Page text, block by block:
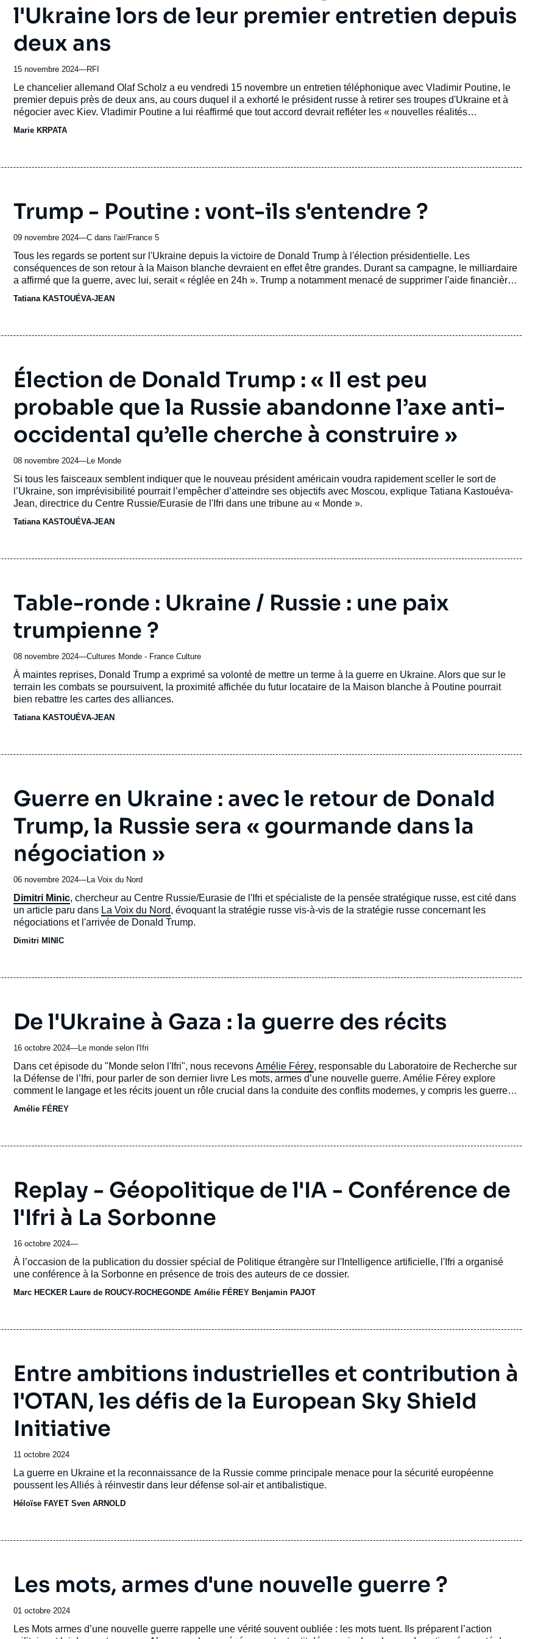
l'Ukraine lors de leur premier entretien depuis
deux ans
15 novembre 2024—Nom
journal,
revue
ou
RFI
Accroche
Le chancelier allemand Olaf Scholz a eu vendredi 15 novembre un entretien téléphonique avec Vladimir Poutine, le
premier depuis près de deux ans, au cours duquel il a exhorté le président russe à retirer ses troupes d'Ukraine et à
négocier avec Kiev. Vladimir Poutine a lui réaffirmé que tout accord devrait refléter les « nouvelles réalités
Marie KRPATA
Trump - Poutine : vont-ils s'entendre ?
09 novembre 2024—Nom
journal,
revue
ou
émission
C dans l'air/France 5
Accroche
Tous les regards se portent sur l'Ukraine depuis la victoire de Donald Trump à l'élection présidentielle. Les
conséquences de son retour à la Maison blanche devraient en effet être grandes. Durant sa campagne, le milliardaire
a affirmé que la guerre, avec lui, serait « réglée en 24h ». Trump a notamment menacé de supprimer l'aide financière
et militaire de Washington à l’Ukraine.
Tatiana KASTOUÉVA-JEAN
Élection de Donald Trump : « Il est peu
probable que la Russie abandonne l’axe anti-
occidental qu’elle cherche à construire »
08 novembre 2024—Nom
journal,
revue
ou
émission
Le Monde
Accroche
Si tous les faisceaux semblent indiquer que le nouveau président américain voudra rapidement sceller le sort de
l’Ukraine, son imprévisibilité pourrait l’empêcher d’atteindre ses objectifs avec Moscou, explique Tatiana Kastouéva-
Jean, directrice du Centre Russie/Eurasie de l'Ifri dans une tribune au « Monde ».
Tatiana KASTOUÉVA-JEAN
Table-ronde : Ukraine / Russie : une paix
trumpienne ?
08 novembre 2024—Nom
journal,
revue
ou
émission
Cultures Monde - France Culture
Accroche
À maintes reprises, Donald Trump a exprimé sa volonté de mettre un terme à la guerre en Ukraine. Alors que sur le
terrain les combats se poursuivent, la proximité affichée du futur locataire de la Maison blanche à Poutine pourrait
bien rebattre les cartes des alliances.
Tatiana KASTOUÉVA-JEAN
Guerre en Ukraine : avec le retour de Donald
Trump, la Russie sera « gourmande dans la
négociation »
06 novembre 2024—Nom
journal,
revue
ou
La Voix du Nord
Accroche
Dimitri Minic, chercheur au Centre Russie/Eurasie de l'Ifri et spécialiste de la pensée stratégique russe, est cité dans
un article paru dans La Voix du Nord, évoquant la stratégie russe vis-à-vis de la stratégie russe concernant les
négociations et l'arrivée de Donald Trump.
Dimitri MINIC
De l'Ukraine à Gaza : la guerre des récits
16 octobre 2024—Nom
du
journal,
revue
ou
Le monde selon l'Ifri
Accroche
Dans cet épisode du "Monde selon l'Ifri", nous recevons Amélie Férey, responsable du Laboratoire de Recherche sur
la Défense de l’Ifri, pour parler de son dernier livre Les mots, armes d’une nouvelle guerre. Amélie Férey explore
comment le langage et les récits jouent un rôle crucial dans la conduite des conflits modernes, y compris les guerres
en Ukraine et à Gaza. Elle aborde également le concept de lawfare, le rôle des réseaux sociaux, et comment
l'intelligence artificielle redéfinit la guerre de l’information.
Amélie FÉREY
Replay - Géopolitique de l'IA - Conférence de
l'Ifri à La Sorbonne
16 octobre 2024—
Accroche
À l’occasion de la publication du dossier spécial de Politique étrangère sur l'Intelligence artificielle, l'Ifri a organisé
une conférence à la Sorbonne en présence de trois des auteurs de ce dossier.
Marc HECKER Laure de ROUCY-ROCHEGONDE Amélie FÉREY Benjamin PAJOT
Entre ambitions industrielles et contribution à
l'OTAN, les défis de la European Sky Shield
Initiative
Date
de
publication
11 octobre 2024
Accroche
La guerre en Ukraine et la reconnaissance de la Russie comme principale menace pour la sécurité européenne
poussent les Alliés à réinvestir dans leur défense sol-air et antibalistique.
Héloïse FAYET Sven ARNOLD
Les mots, armes d'une nouvelle guerre ?
Date
de
publication
01 octobre 2024
Accroche
Les Mots armes d’une nouvelle guerre rappelle une vérité souvent oubliée : les mots tuent. Ils préparent l’action